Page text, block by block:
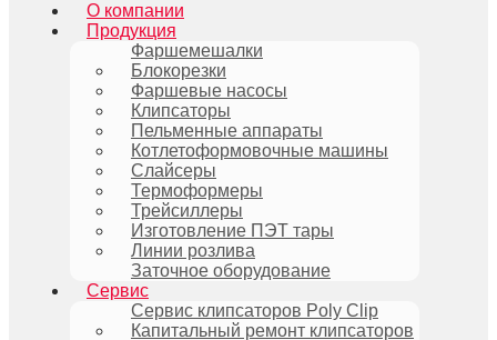
О компании
Продукция
Фаршемешалки
Блокорезки
Фаршевые насосы
Клипсаторы
Пельменные аппараты
Котлетоформовочные машины
Слайсеры
Термоформеры
Трейсиллеры
Изготовление ПЭТ тары
Линии розлива
Заточное оборудование
Сервис
Сервис клипсаторов Poly Clip
Капитальный ремонт клипсаторов